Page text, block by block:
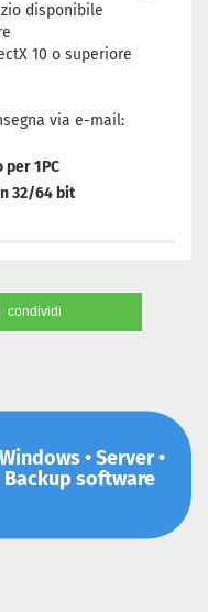
disponibile
10 o superiore
via e-mail:
1PC
32/64 bit
condividi
• Server •
Backup software